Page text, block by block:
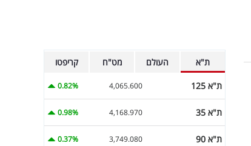
ת"א העולם מט"ח קריפטו
ת"א 125 4,065.600
0.82%
ת"א 35 4,168.970
0.98%
ת"א 90 3,749.080
0.37%